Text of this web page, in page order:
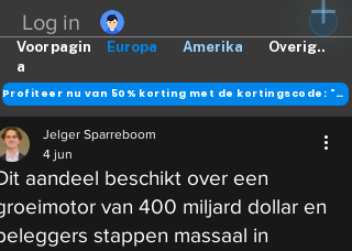
Log in
Europa Amerika Overig..
Voorpagin
a
Profiteer nu van 50% korting met de kortingscode: "DANK"
aandeel beschikt over een
van 400 miljard dollar en
stappen massaal in
Jelger Sparreboom
4 jun